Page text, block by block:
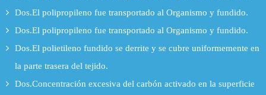
Dos.El polipropileno fue transportado al Organismo y fundido.
Dos.El polipropileno fue transportado al Organismo y fundido.
Dos.El polietileno fundido se derrite y se cubre uniformemente en
la parte trasera del tejido.
Dos.Concentración excesiva del carbón activado en la superficie